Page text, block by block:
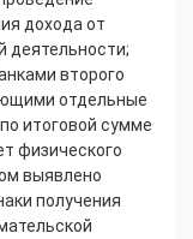
дохода от
деятельности;
второго
отдельные
итоговой сумме
физического
выявлено
получения